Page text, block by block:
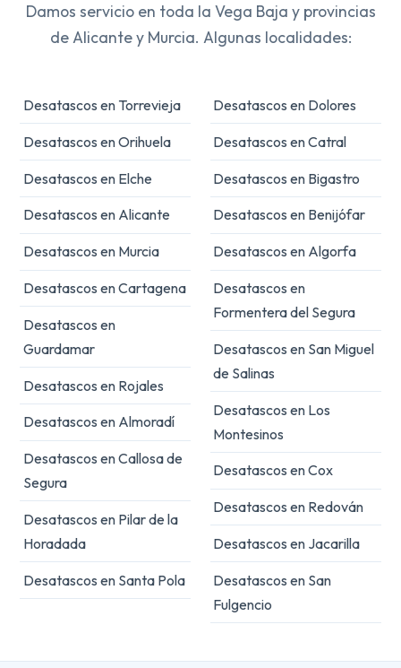
Damos servicio en toda la Vega Baja y provincias
de Alicante y Murcia. Algunas localidades:
Desatascos en Torrevieja
Desatascos en Orihuela
Desatascos en Elche
Desatascos en Alicante
Desatascos en Murcia
Desatascos en Cartagena
Desatascos en
Guardamar
Desatascos en Rojales
Desatascos en Almoradí
Desatascos en Callosa de
Segura
Desatascos en Pilar de la
Horadada
Desatascos en Santa Pola
Desatascos en Dolores
Desatascos en Catral
Desatascos en Bigastro
Desatascos en Benijófar
Desatascos en Algorfa
Desatascos en
Formentera del Segura
Desatascos en San Miguel
de Salinas
Desatascos en Los
Montesinos
Desatascos en Cox
Desatascos en Redován
Desatascos en Jacarilla
Desatascos en San
Fulgencio